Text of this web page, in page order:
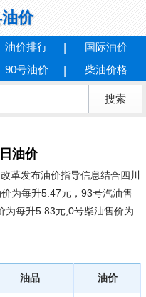
价
油价排行
国际油价
90号油价 柴油价格
油价
革发布油价指导信息结合四川
为每升5.47元，93号汽油售
为每升5.83元,0号柴油售价为
油品 油价